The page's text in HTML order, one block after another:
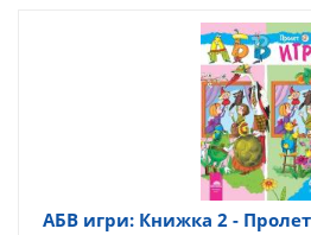
АБВ игри: Книжка 2 -